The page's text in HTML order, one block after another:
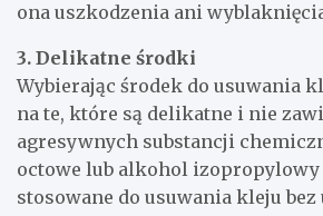
ona uszkodzenia ani
3. Delikatne środki
Wybierając środek do usuwania
na te, które są delikatne i nie
agresywnych substancji
octowe lub alkohol izopropylowy
stosowane do usuwania kleju